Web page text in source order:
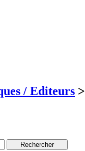
/ Editeurs >